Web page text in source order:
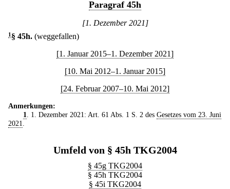
Paragraf 45h
[1. Dezember 2021]
1 § 45h. (weggefallen)
[1. Januar 2015–1. Dezember 2021]
[10. Mai 2012–1. Januar 2015]
[24. Februar 2007–10. Mai 2012]
Anmerkungen:
1
. 1. Dezember 2021: Art. 61 Abs. 1 S. 2 des Gesetzes vom 23. Juni
2021
Umfeld von § 45h TKG2004
§ 45g TKG2004
§ 45h TKG2004
§ 45i TKG2004